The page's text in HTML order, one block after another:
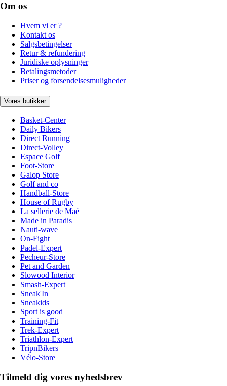
Om os
Hvem vi er ?
Kontakt os
Salgsbetingelser
Retur & refundering
Juridiske oplysninger
Betalingsmetoder
Priser og forsendelsesmuligheder
Vores butikker
Basket-Center
Daily Bikers
Direct Running
Direct-Volley
Espace Golf
Foot-Store
Galop Store
Golf and co
Handball-Store
House of Rugby
La sellerie de Maé
Made in Paradis
Nauti-wave
On-Fight
Padel-Expert
Pecheur-Store
Pet and Garden
Slowood Interior
Smash-Expert
Sneak'In
Sneakids
Sport is good
Training-Fit
Trek-Expert
Triathlon-Expert
TripnBikers
Vélo-Store
Tilmeld dig vores nyhedsbrev